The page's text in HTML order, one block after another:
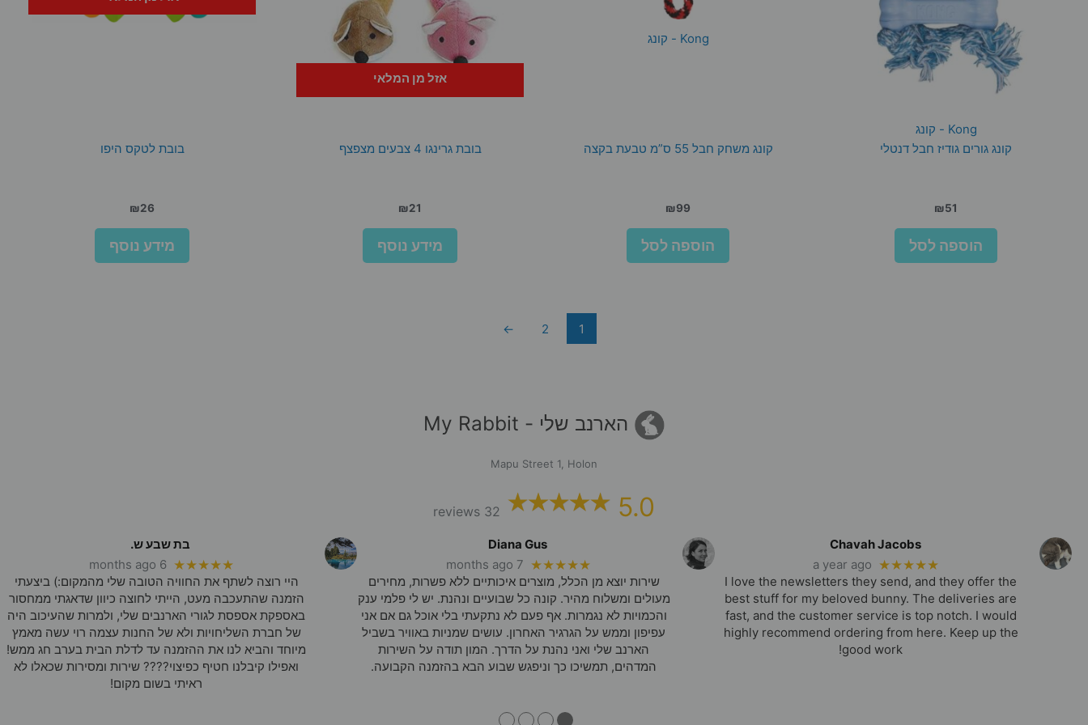
Kong - קונג
קונג גורים גודיז חבל דנטלי
₪51
הוספה לסל
Kong - קונג
קונג משחק חבל 55 ס”מ טבעת בקצה
₪99
הוספה לסל
אזל מן המלאי
בובת גרינגו 4 צבעים מצפצף
₪21
מידע נוסף
בובת לטקס היפו
₪26
מידע נוסף
1
2
←
הארנב שלי - My Rabbit
Mapu Street 1, Holon
5.0
32 reviews
Chavah Jacobs
★★★★★
a year ago
I love the newsletters they send, and they offer the
best stuff for my beloved bunny. The deliveries are
fast, and the customer service is top notch. I would
highly recommend ordering from here. Keep up the
good work!
Diana Gus
★★★★★
7 months ago
שירות יוצא מן הכלל, מוצרים איכותיים ללא פשרות, מחירים
מעולים ומשלוח מהיר. קונה כל שבועיים ונהנת. יש לי פלמי ענק
והכמויות לא נגמרות. אף פעם לא נתקעתי בלי אוכל גם אם אני
עפיפון וממש על הגרגיר האחרון. עושים שמניות באוויר בשביל
הארנב שלי ואני נהנת על הדרך. המון תודה על השירות
המדהים, תמשיכו כך וניפגש שבוע הבא בהזמנה הקבועה.
בת שבע ש.
★★★★★
6 months ago
היי רוצה לשתף את החוויה הטובה שלי מהמקום:) ביצעתי
הזמנה שהתעכבה מעט, הייתי לחוצה כיוון שדאגתי ממחסור
באספקת אספסת לגורי הארנבים שלי, ולמרות שהעיכוב היה
של חברת השליחויות ולא של החנות עצמה רוי עשה מאמץ
מיוחד והביא לנו את ההזמנה עד לדלת הבית בערב חג ממש!
ואפילו קיבלנו חטיף כפיצוי???? שירות ומסירות שכאלו לא
ראיתי בשום מקום!